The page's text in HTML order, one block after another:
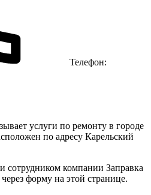
Телефон:
услуги по ремонту в городе
по адресу Карельский
компании Заправка
форму на этой странице.